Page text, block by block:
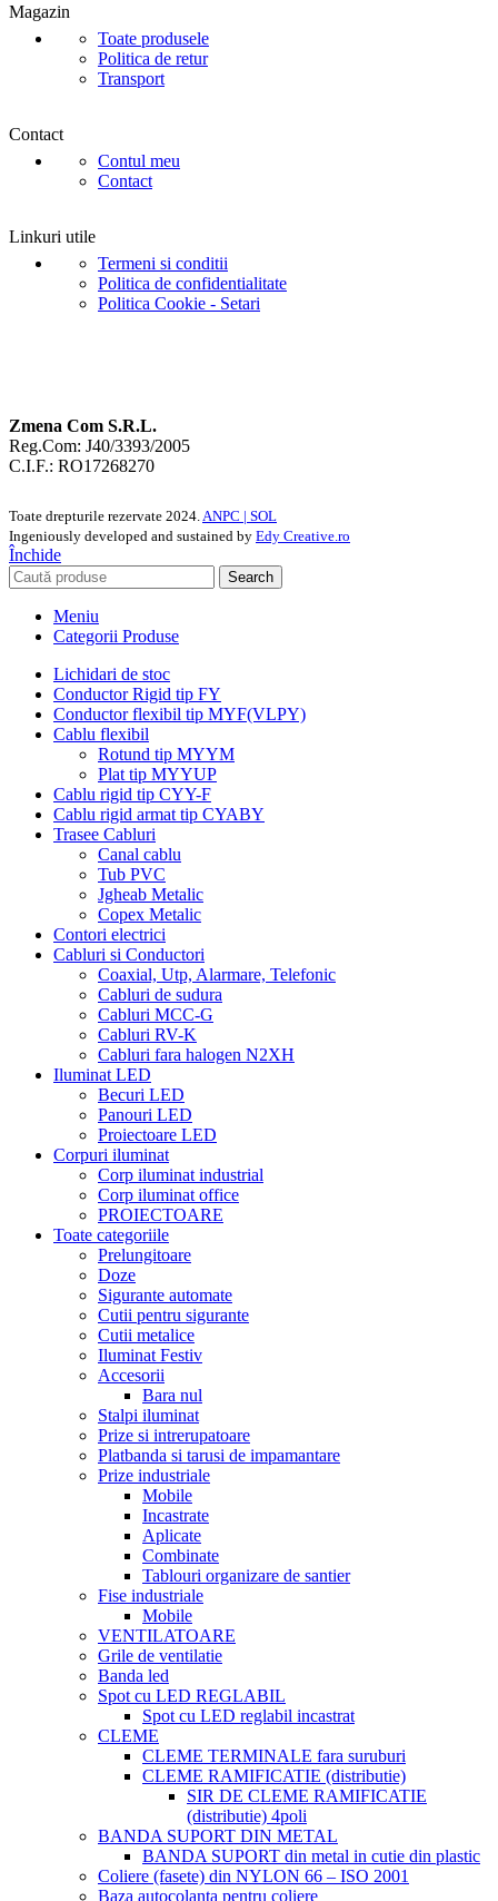
Magazin
Toate produsele
Politica de retur
Transport
Contact
Contul meu
Contact
Linkuri utile
Termeni si conditii
Politica de confidentialitate
Politica Cookie - Setari
Zmena Com S.R.L.
Reg.Com: J40/3393/2005
C.I.F.: RO17268270
Toate drepturile rezervate 2024. ANPC | SOL
Ingeniously developed and sustained by Edy Creative.ro
Închide
Search
Meniu
Categorii Produse
Lichidari de stoc
Conductor Rigid tip FY
Conductor flexibil tip MYF(VLPY)
Cablu flexibil
Rotund tip MYYM
Plat tip MYYUP
Cablu rigid tip CYY-F
Cablu rigid armat tip CYABY
Trasee Cabluri
Canal cablu
Tub PVC
Jgheab Metalic
Copex Metalic
Contori electrici
Cabluri si Conductori
Coaxial, Utp, Alarmare, Telefonic
Cabluri de sudura
Cabluri MCC-G
Cabluri RV-K
Cabluri fara halogen N2XH
Iluminat LED
Becuri LED
Panouri LED
Proiectoare LED
Corpuri iluminat
Corp iluminat industrial
Corp iluminat office
PROIECTOARE
Toate categoriile
Prelungitoare
Doze
Sigurante automate
Cutii pentru sigurante
Cutii metalice
Iluminat Festiv
Accesorii
Bara nul
Stalpi iluminat
Prize si intrerupatoare
Platbanda si tarusi de impamantare
Prize industriale
Mobile
Incastrate
Aplicate
Combinate
Tablouri organizare de santier
Fise industriale
Mobile
VENTILATOARE
Grile de ventilatie
Banda led
Spot cu LED REGLABIL
Spot cu LED reglabil incastrat
CLEME
CLEME TERMINALE fara suruburi
CLEME RAMIFICATIE (distributie)
SIR DE CLEME RAMIFICATIE
(distributie) 4poli
BANDA SUPORT DIN METAL
BANDA SUPORT din metal in cutie din plastic
Coliere (fasete) din NYLON 66 – ISO 2001
Baza autocolanta pentru coliere